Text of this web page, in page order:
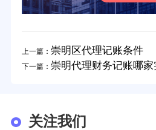
上一篇： 崇明区代理记账条件
下一篇： 崇明代理财务记账哪家
关注我们